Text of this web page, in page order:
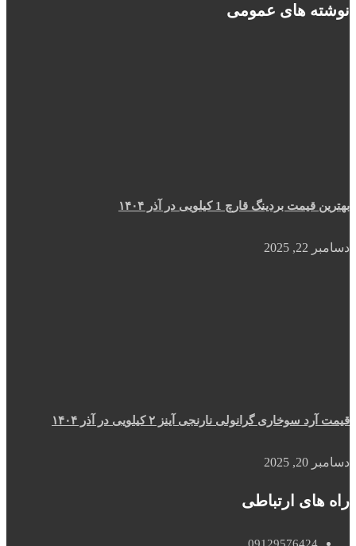
نوشته های عمومی
بهترین قیمت بردینگ قارچ 1 کیلویی در آذر ۱۴۰۴
دسامبر 22, 2025
قیمت آرد سوخاری گرانولی نارنجی آینز ۲ کیلویی در آذر ۱۴۰۴
دسامبر 20, 2025
راه های ارتباطی
09129576424